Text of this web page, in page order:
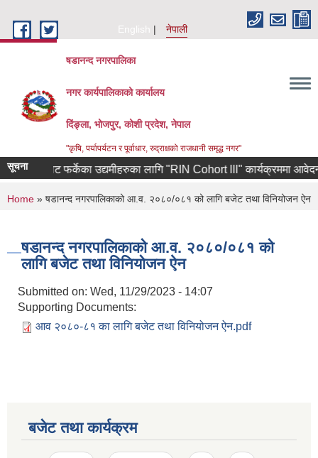
English
नेपाली
षडानन्द नगरपालिका
नगर कार्यपालिकाको कार्यालय
दिंङ्ला, भोजपुर, कोशी प्रदेश, नेपाल
"कृषि, पर्यापर्यटन र पूर्वाधार, रुद्राक्षको राजधानी समृद्ध नगर"
सूचना
कोरियाबाट फर्केका उद्यमीहरुका लागि "RIN Cohort lll" कार्यक्रममा आवेदन
You are here
Home » षडानन्द नगरपालिकाको आ.व. २०८०/०८१ को लागि बजेट तथा विनियोजन ऐन
षडानन्द नगरपालिकाको आ.व. २०८०/०८१ को
लागि बजेट तथा विनियोजन ऐन
Submitted on: Wed, 11/29/2023 - 14:07
Supporting Documents:
आव २०८०-८१ का लागि बजेट तथा विनियोजन ऐन.pdf
बजेट तथा कार्यक्रम